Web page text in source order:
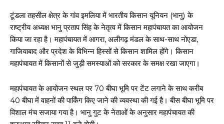
टूंडला तहसील क्षेत्र के गांव इमलिया में भारतीय किसान यूनियन (भानु) के
राष्ट्रीय अध्यक्ष भानु प्रताप सिंह के नेतृत्व में किसान महापंचायत का आयोजन
किया जा रहा है। महापंचायत में आगरा, अलीगढ़ मंडल के साथ-साथ नोएडा,
गाजियाबाद और प्रदेश के विभिन्न हिस्सों से किसान शामिल होंगे। किसान
महापंचायत में किसानों से जुड़ी समस्याओं को सरकार के समक्ष रखा जाएगा।
महापंचायत के आयोजन स्थल पर 70 बीघा भूमि पर टेंट लगाने के साथ करीब
40 बीघा में वाहनों की पार्किंग किए जाने की व्यवस्था की गई है। बीस बीघा भूमि पर
विशाल मंच सजाया गया है। भानु गुट के नेताओं के अनुसार महापंचायत की